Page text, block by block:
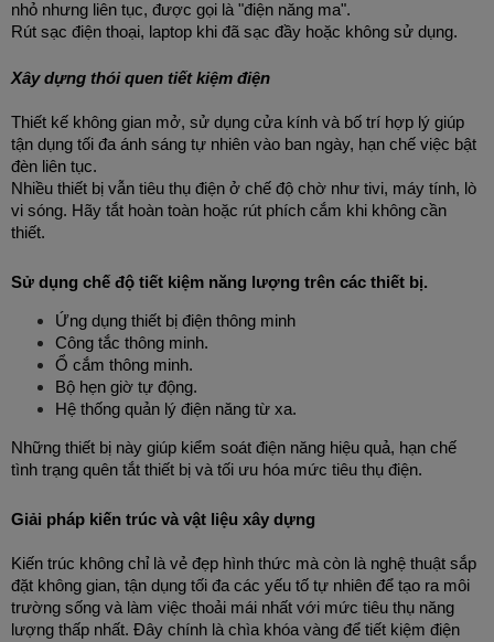
nhỏ nhưng liên tục, được gọi là "điện năng ma".
Rút sạc điện thoại, laptop khi đã sạc đầy hoặc không sử dụng.
Xây dựng thói quen tiết kiệm điện
Thiết kế không gian mở, sử dụng cửa kính và bố trí hợp lý giúp
tận dụng tối đa ánh sáng tự nhiên vào ban ngày, hạn chế việc bật
đèn liên tục.
Nhiều thiết bị vẫn tiêu thụ điện ở chế độ chờ như tivi, máy tính, lò
vi sóng. Hãy tắt hoàn toàn hoặc rút phích cắm khi không cần
thiết.
Sử dụng chế độ tiết kiệm năng lượng trên các thiết bị.
Ứng dụng thiết bị điện thông minh
Công tắc thông minh.
Ổ cắm thông minh.
Bộ hẹn giờ tự động.
Hệ thống quản lý điện năng từ xa.
Những thiết bị này giúp kiểm soát điện năng hiệu quả, hạn chế
tình trạng quên tắt thiết bị và tối ưu hóa mức tiêu thụ điện.
Giải pháp kiến trúc và vật liệu xây dựng
Kiến trúc không chỉ là vẻ đẹp hình thức mà còn là nghệ thuật sắp
đặt không gian, tận dụng tối đa các yếu tố tự nhiên để tạo ra môi
trường sống và làm việc thoải mái nhất với mức tiêu thụ năng
lượng thấp nhất. Đây chính là chìa khóa vàng để tiết kiệm điện